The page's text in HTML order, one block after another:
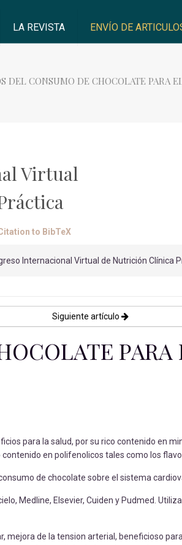
LA REVISTA ENVÍO DE
DEL CONSUMO DE CHOCOLATE PARA
Virtual
to BibTeX
Internacional Virtual de Nutrición Clínica
Siguiente artículo
PARA
para la salud, por su rico contenido en
en polifenolicos tales como los
de chocolate sobre el sistema
Medline, Elsevier, Cuiden y Pudmed.
mejora de la tension arterial, beneficioso